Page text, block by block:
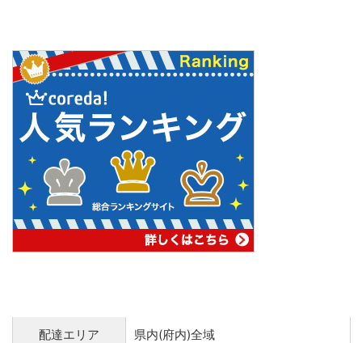
配達エリア 県内(府内)全域